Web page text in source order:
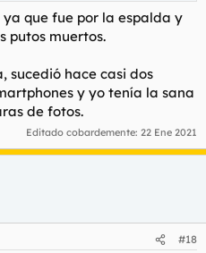
que fue por la espalda y
putos muertos.
sucedió hace casi dos
y yo tenía la sana
de fotos.
Editado cobardemente: 22 Ene 2021
#18